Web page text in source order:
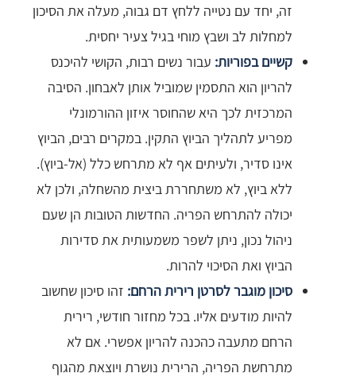
זה, יחד עם נטייה ללחץ דם גבוה, מעלה את הסיכון
למחלות לב ושבץ מוחי בגיל צעיר יחסית.
קשיים בפוריות: עבור נשים רבות, הקושי להיכנס
להריון הוא התסמין שמוביל אותן לאבחון. הסיבה
המרכזית לכך היא שהחוסר איזון ההורמונלי
מפריע לתהליך הביוץ התקין. במקרים רבים, הביוץ
אינו סדיר, ולעיתים אף לא מתרחש כלל (אל-ביוץ).
ללא ביוץ, לא משתחררת ביצית מהשחלה, ולכן לא
יכולה להתרחש הפריה. החדשות הטובות הן שעם
ניהול נכון, ניתן לשפר משמעותית את סדירות
הביוץ ואת הסיכוי להרות.
סיכון מוגבר לסרטן רירית הרחם: זהו סיכון שחשוב
להיות מודעים אליו. בכל מחזור חודשי, רירית
הרחם מתעבה כהכנה להריון אפשרי. אם לא
מתרחשת הפריה, הרירית נושרת ויוצאת מהגוף